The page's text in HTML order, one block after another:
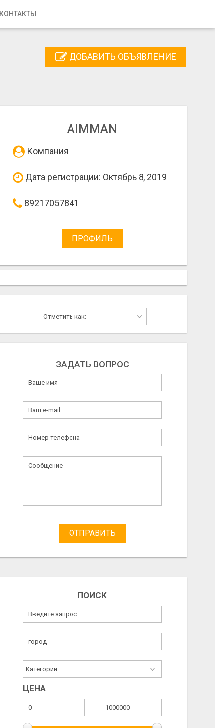
КОНТАКТЫ
ДОБАВИТЬ ОБЪЯВЛЕНИЕ
AIMMAN
Компания
Дата регистрации: Октябрь 8, 2019
89217057841
ПРОФИЛЬ
ЗАДАТЬ ВОПРОС
ОТПРАВИТЬ
ПОИСК
ЦЕНА